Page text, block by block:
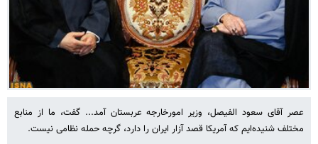
عصر آقای سعود الفیصل، وزیر امورخارجه عربستان آمد... گفت، ما از منابع
مختلف شنیده‌ایم‌ که آمریکا قصد آزار ایران را دارد، گرچه حمله نظامی نیست.